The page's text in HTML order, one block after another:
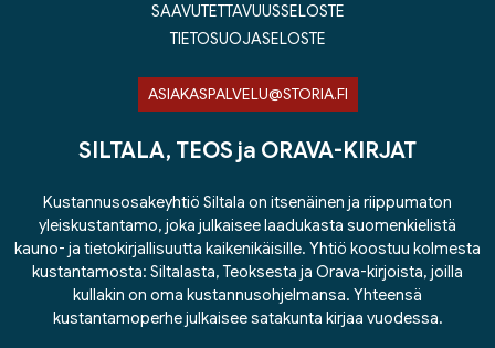
SAAVUTETTAVUUSSELOSTE
TIETOSUOJASELOSTE
ASIAKASPALVELU@STORIA.FI
SILTALA, TEOS ja ORAVA-KIRJAT
Kustannusosakeyhtiö Siltala on itsenäinen ja riippumaton
yleiskustantamo, joka julkaisee laadukasta suomenkielistä
kauno- ja tietokirjallisuutta kaikenikäisille. Yhtiö koostuu kolmesta
kustantamosta: Siltalasta, Teoksesta ja Orava-kirjoista, joilla
kullakin on oma kustannusohjelmansa. Yhteensä
kustantamoperhe julkaisee satakunta kirjaa vuodessa.